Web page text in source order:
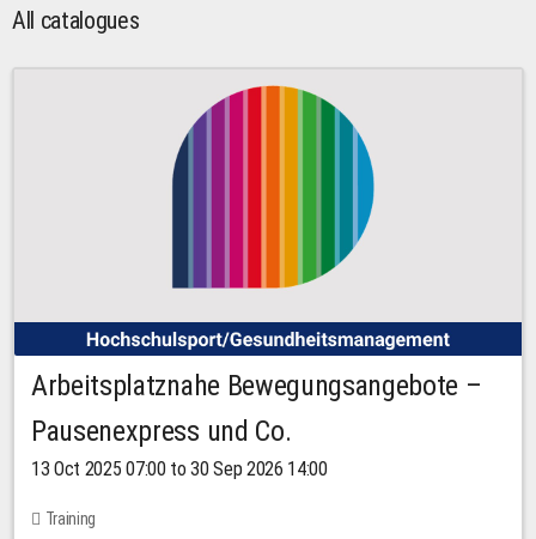
All catalogues
Arbeitsplatznahe Bewegungsangebote –
Pausenexpress und Co.
13 Oct 2025 07:00 to 30 Sep 2026 14:00
Training